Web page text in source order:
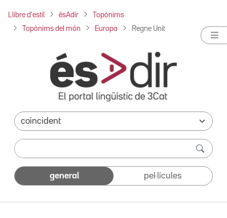
Llibre d'estil ésAdir Topònims
Topònims del món Europa Regne Unit
general pel·lícules